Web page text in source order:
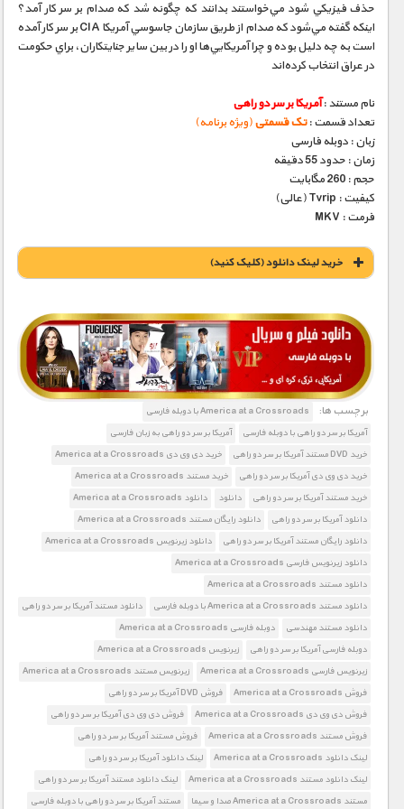
حذف فيزيكي شود مي‌خواستند بدانند كه چگونه شد كه صدام بر سر كار آمد؟
اينكه گفته مي‌شود كه صدام از طريق سازمان جاسوسي آمريكا CIA بر سر كار آمده
است به چه دليل بوده و چرا آمريكايي‌ها او را در بين ساير جنايتكاران، براي حكومت
در عراق انتخاب كرده‌اند
نام مستند :آمریکا بر سر دو راهی
تعداد قسمت :تک قسمتی(ویژه برنامه)
زبان : دوبله فارسی
زمان : حدود 55 دقیقه
حجم : 260 مگابایت
کیفیت : Tvrip (عالی)
فرمت : MKV
خريد لينک دانلود (کليک کنيد)
1900 تومان – خريد لينک دانلود (افزودن به سبد خريد)
برچسب ها:
America at a Crossroads با دوبله فارسی
آمریکا بر سر دو راهی با دوبله فارسی
آمریکا بر سر دو راهی به زبان فارسی
خرید DVD مستند آمریکا بر سر دو راهی
خرید دی وی دی America at a Crossroads
خرید دی وی دی آمریکا بر سر دو راهی
خرید مستند America at a Crossroads
خرید مستند آمریکا بر سر دو راهی
دانلود
دانلود America at a Crossroads
دانلود آمریکا بر سر دو راهی
دانلود رایگان مستند America at a Crossroads
دانلود رایگان مستند آمریکا بر سر دو راهی
دانلود زیرنویس America at a Crossroads
دانلود زیرنویس فارسی America at a Crossroads
دانلود مستند America at a Crossroads
دانلود مستند America at a Crossroads با دوبله فارسی
دانلود مستند آمریکا بر سر دو راهی
دانلود مستند مهندسی
دوبله فارسی America at a Crossroads
دوبله فارسی آمریکا بر سر دو راهی
زیرنویس America at a Crossroads
زیرنویس فارسی America at a Crossroads
زیرنویس مستند America at a Crossroads
فروش America at a Crossroads
فروش DVD آمریکا بر سر دو راهی
فروش دی وی دی America at a Crossroads
فروش دی وی دی آمریکا بر سر دو راهی
فروش مستند America at a Crossroads
فروش مستند آمریکا بر سر دو راهی
لینک دانلود America at a Crossroads
لینک دانلود آمریکا بر سر دو راهی
لینک دانلود مستند America at a Crossroads
لینک دانلود مستند آمریکا بر سر دو راهی
مستند America at a Crossroads صدا و سیما
مستند آمریکا بر سر دو راهی با دوبله فارسی